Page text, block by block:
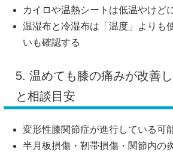
カイロや温熱シートは低温やけど
温湿布と冷湿布は「温度」よりも
いも確認する
5. 温めても膝の痛みが改善
と相談目安
変形性膝関節症が進行している可
半月板損傷・靭帯損傷・関節内の